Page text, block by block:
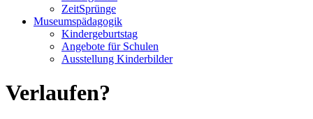
ZeitSprünge
Museumspädagogik
Kindergeburtstag
Angebote für Schulen
Ausstellung Kinderbilder
Verlaufen?